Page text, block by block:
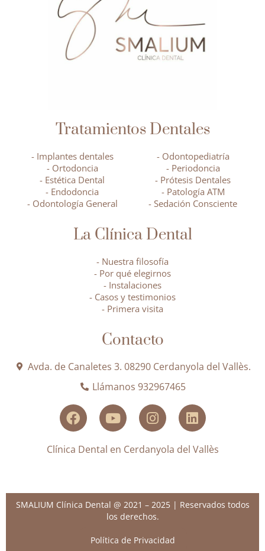
Tratamientos Dentales
- Implantes dentales
- Ortodoncia
- Estética Dental
- Endodoncia
- Odontología General
- Odontopediatría
- Periodoncia
- Prótesis Dentales
- Patología ATM
- Sedación Consciente
La Clínica Dental
- Nuestra filosofía
- Por qué elegirnos
- Instalaciones
- Casos y testimonios
- Primera visita
Contacto
Avda. de Canaletes 3. 08290 Cerdanyola del Vallès.
Llámanos 932967465
Clínica Dental en Cerdanyola del Vallès
SMALIUM Clínica Dental @ 2021 – 2025 | Reservados todos
los derechos.
Política de Privacidad